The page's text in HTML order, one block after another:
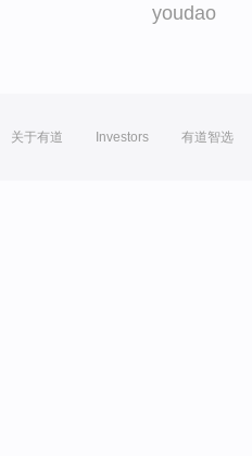
youdao
关于有道 Investors 有道智选